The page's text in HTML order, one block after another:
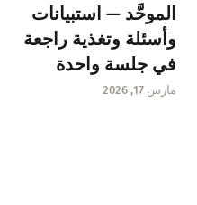
الموحَّد — استبيانات
وأسئلة وتغذية راجعة
في جلسة واحدة
مارس 17, 2026